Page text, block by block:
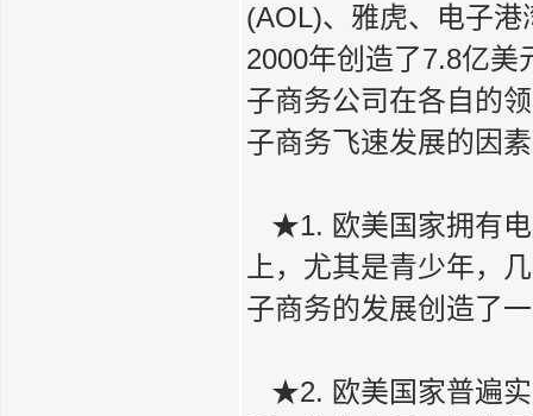
(AOL)、雅虎、电子
2000年创造了7.8亿
子商务公司在各自的
子商务飞速发展的因
★1. 欧美国家拥有电
上，尤其是青少年，
子商务的发展创造了
★2. 欧美国家普遍实